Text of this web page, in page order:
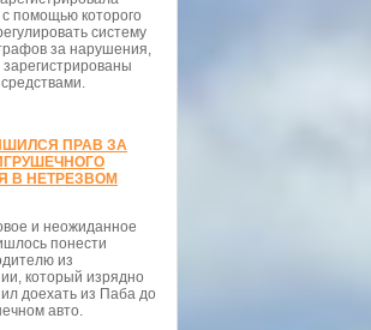
с помощью которого
систему
за нарушения,
ПРАВ ЗА
В НЕТРЕЗВОМ
и неожиданное
понести
из
который изрядно
доехать из Паба до
авто.